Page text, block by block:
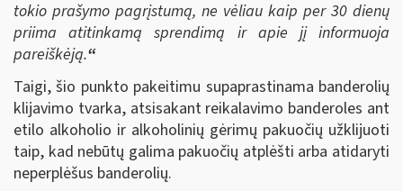
tokio prašymo pagrįstumą, ne vėliau kaip per 30 dienų
priima atitinkamą sprendimą ir apie jį informuoja
pareiškėją.“
Taigi, šio punkto pakeitimu supaprastinama banderolių
klijavimo tvarka, atsisakant reikalavimo banderoles ant
etilo alkoholio ir alkoholinių gėrimų pakuočių užklijuoti
taip, kad nebūtų galima pakuočių atplėšti arba atidaryti
neperplėšus banderolių.